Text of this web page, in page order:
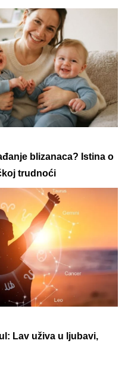
blizanaca? Istina o
trudnoći
Lav uživa u ljubavi,